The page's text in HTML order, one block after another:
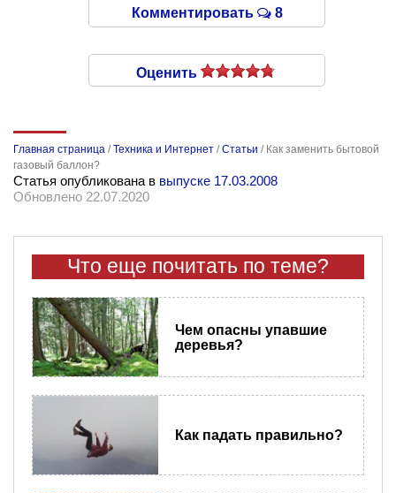
Комментировать 8
Оценить
Главная страница /Техника и Интернет /Статьи / Как заменить бытовой
газовый баллон?
Статья опубликована в выпуске 17.03.2008
Обновлено 22.07.2020
Что еще почитать по теме?
Чем опасны упавшие
деревья?
Как падать правильно?